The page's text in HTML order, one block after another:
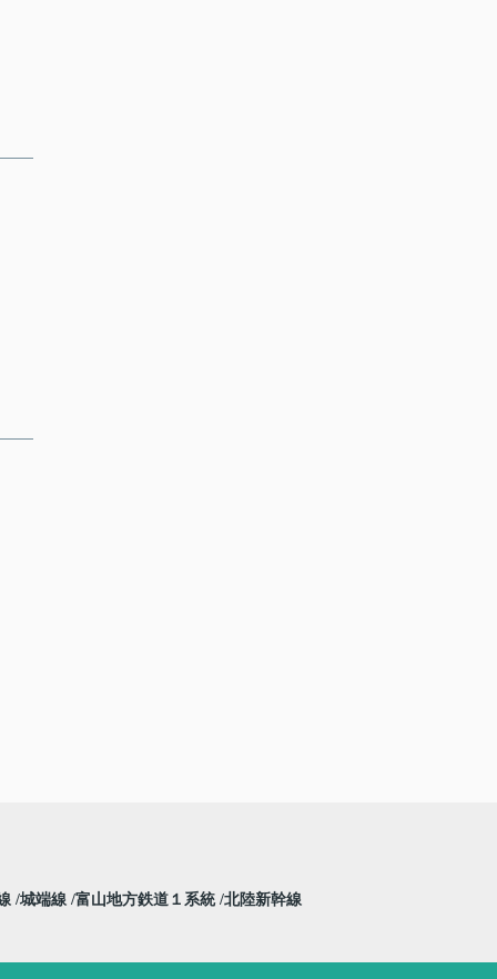
城端線 富山地方鉄道１系統 北陸新幹線